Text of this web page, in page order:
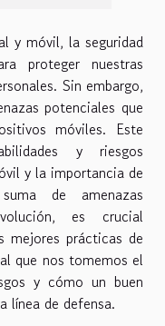
y móvil, la seguridad
proteger nuestras
Sin embargo,
potenciales que
móviles. Este
y riesgos
y la importancia de
de amenazas
es crucial
mejores prácticas de
que nos tomemos el
y cómo un buen
línea de defensa.